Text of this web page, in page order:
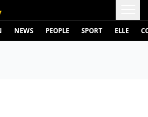
NEWS PEOPLE SPORT ELLE